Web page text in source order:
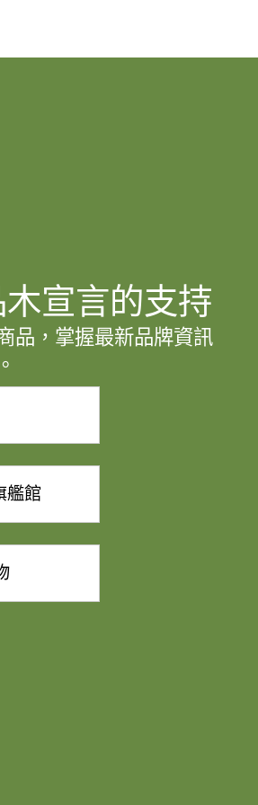
宣言的支持
品，掌握最新品牌資訊
艦館